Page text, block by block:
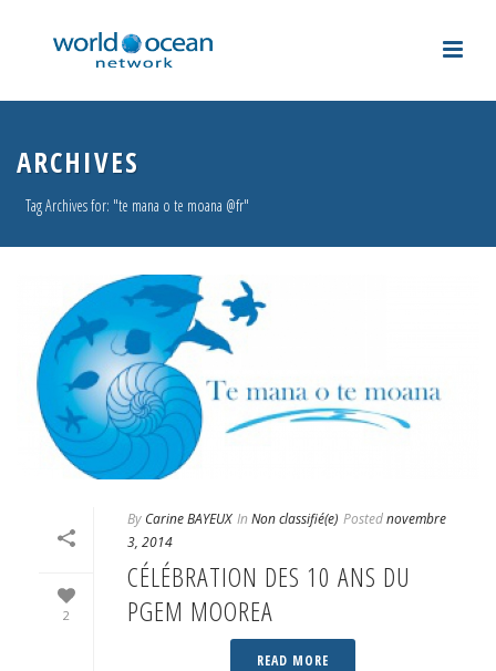
ARCHIVES
Tag Archives for: "te mana o te moana @fr"
2
By Carine BAYEUX In Non classifié(e) Postednovembre
3, 2014
CÉLÉBRATION DES 10 ANS DU
PGEM MOOREA
READ MORE